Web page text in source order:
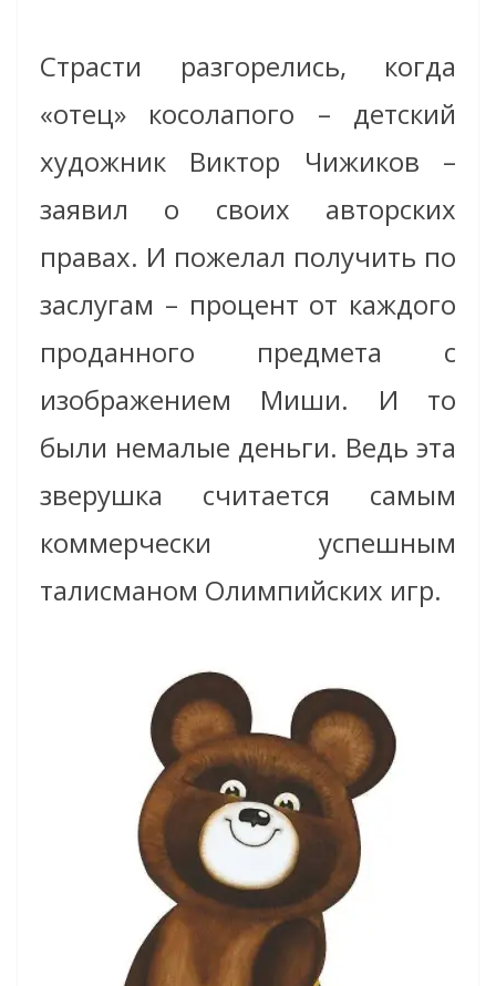
Страсти разгорелись, когда
«отец» косолапого – детский
художник Виктор Чижиков –
заявил о своих авторских
правах. И пожелал получить по
заслугам – процент от каждого
проданного предмета с
изображением Миши. И то
были немалые деньги. Ведь эта
зверушка считается самым
коммерчески успешным
талисманом Олимпийских игр.